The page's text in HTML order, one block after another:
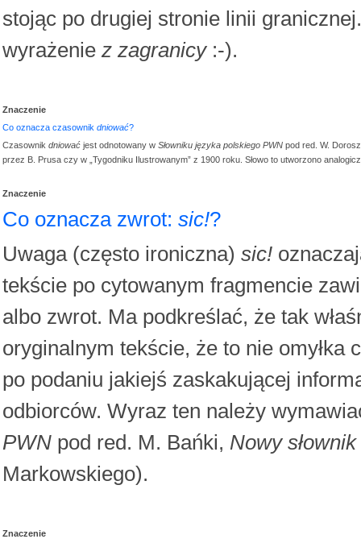
stojąc po drugiej stronie linii
wyrażenie z zagranicy:-).
Znaczenie
Co oznacza czasownik dniować?
Czasownik dniować jest odnotowany w Słowniku języka polskiego PWN pod red. W.
przez B. Prusa czy w „Tygodniku Ilustrowanym” z 1900 roku. Słowo to utworzono
Znaczenie
Co oznacza zwrot: sic!?
Uwaga (często ironiczna) sic!
tekście po cytowanym fragmencie
albo zwrot. Ma podkreślać, że tak
oryginalnym tekście, że to nie omyłka
po podaniu jakiejś zaskakującej
odbiorców. Wyraz ten należy
PWN pod red. M. Bańki, Nowy
Markowskiego).
Znaczenie